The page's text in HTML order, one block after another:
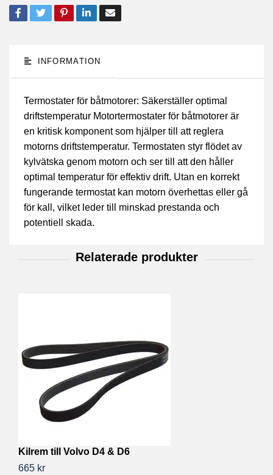
INFORMATION
Termostater för båtmotorer: Säkerställer optimal
driftstemperatur Motortermostater för båtmotorer är
en kritisk komponent som hjälper till att reglera
motorns driftstemperatur. Termostaten styr flödet av
kylvätska genom motorn och ser till att den håller
optimal temperatur för effektiv drift. Utan en korrekt
fungerande termostat kan motorn överhettas eller gå
för kall, vilket leder till minskad prestanda och
potentiell skada.
Kilrem till Volvo D4 & D6
665 kr